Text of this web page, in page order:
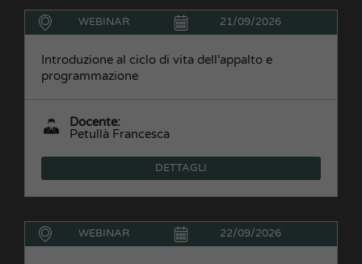
WEBINAR 21/09/2026
Introduzione al ciclo di vita dell'appalto e
programmazione
Docente:
Petullà Francesca
DETTAGLI
WEBINAR 22/09/2026